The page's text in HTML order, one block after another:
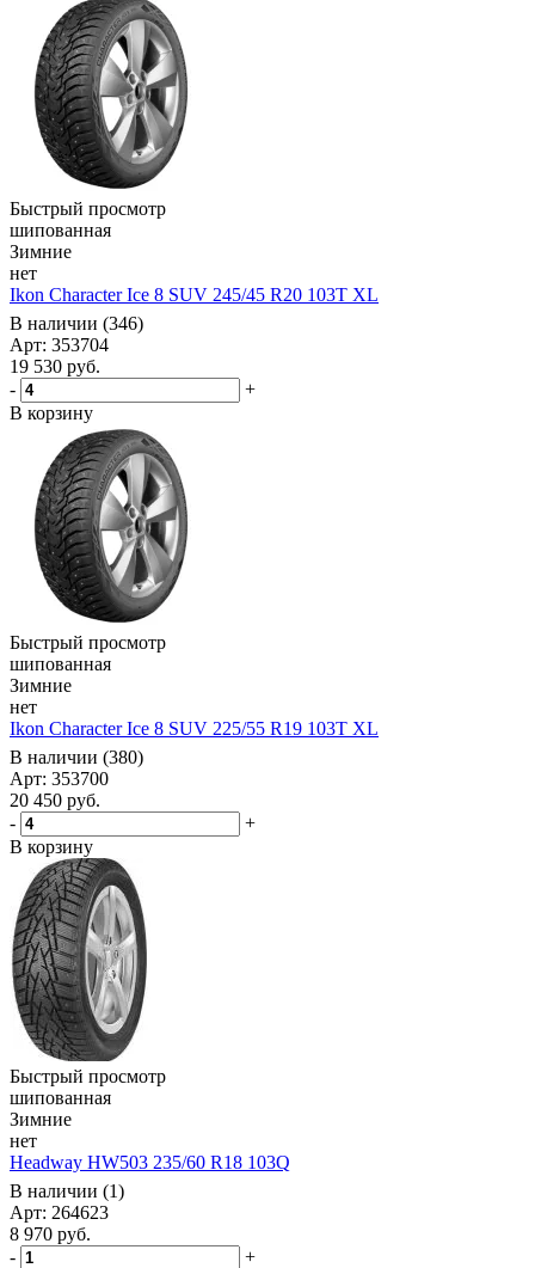
Быстрый просмотр
шипованная
Зимние
нет
Ikon Character Ice 8 SUV 245/45 R20 103T XL
В наличии (346)
Арт: 353704
19 530 руб.
-
+
В корзину
Быстрый просмотр
шипованная
Зимние
нет
Ikon Character Ice 8 SUV 225/55 R19 103T XL
В наличии (380)
Арт: 353700
20 450 руб.
-
+
В корзину
Быстрый просмотр
шипованная
Зимние
нет
Headway HW503 235/60 R18 103Q
В наличии (1)
Арт: 264623
8 970 руб.
-
+